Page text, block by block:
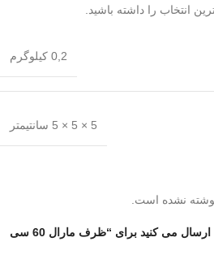
انتخاب را داشته باشید.
0,2 کیلوگرم
5 × 5 × 5 سانتیمتر
نشده است.
اولین نفری باشید که دیدگاهی را ارسال می کنید برای “ظرف مارال 60 سی